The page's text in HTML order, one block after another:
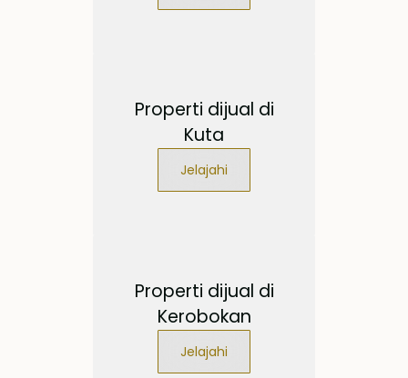
Properti dijual di
Kuta
Jelajahi
Properti dijual di
Kerobokan
Jelajahi